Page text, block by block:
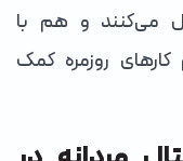
می‌کنند و هم با
روزمره کمک